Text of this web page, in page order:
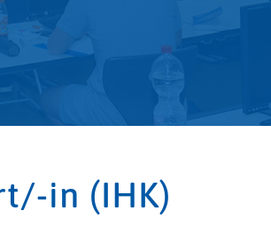
in (IHK)